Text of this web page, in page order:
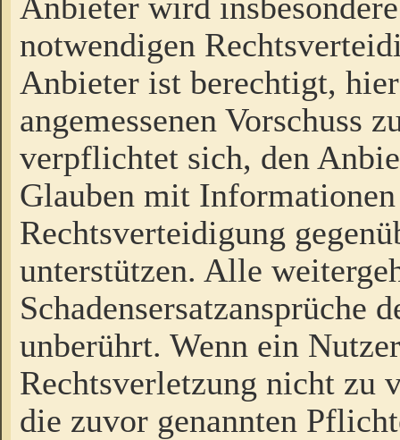
notwendigen
Anbieter ist berechtigt,
angemessenen Vorschuss
verpflichtet sich, den
Glauben mit
Rechtsverteidigung
unterstützen. Alle
Schadensersatzansprüche
unberührt. Wenn ein
Rechtsverletzung nicht zu
die zuvor genannten